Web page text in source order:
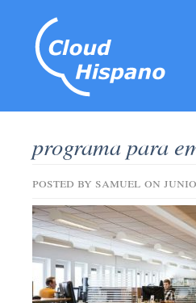
programa para
posted by samuel on